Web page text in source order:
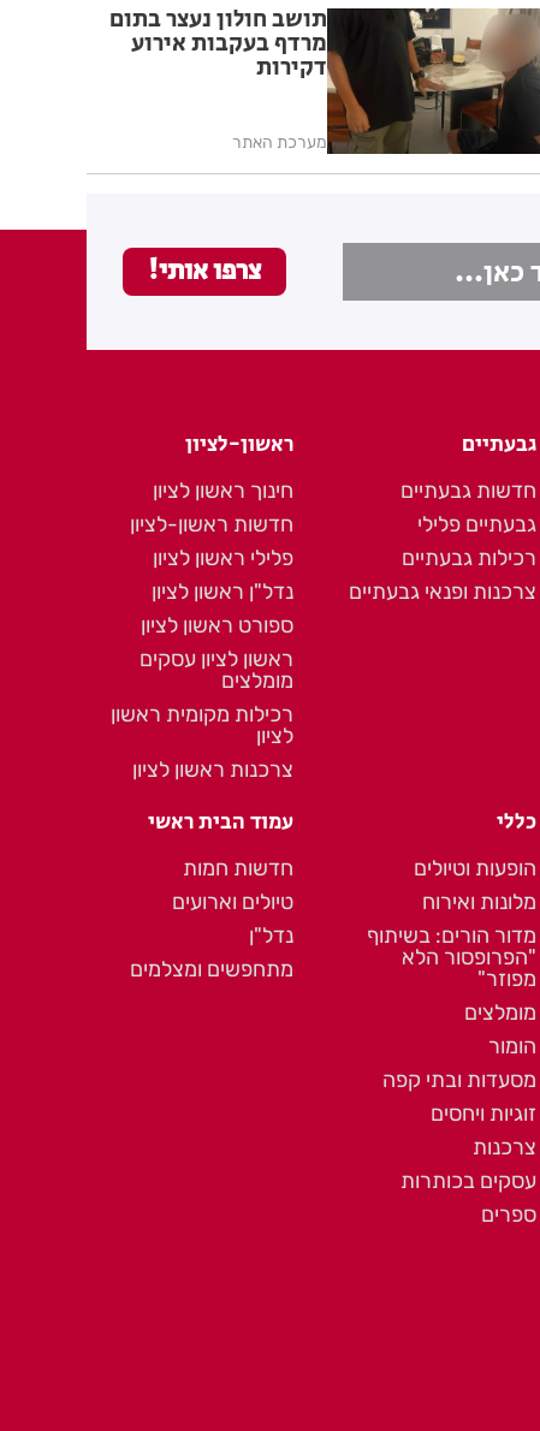
תושב חולון נעצר בתום
מרדף בעקבות אירוע
דקירות
מערכת האתר
גבעתיים
חדשות גבעתיים
גבעתיים פלילי
רכילות גבעתיים
צרכנות ופנאי גבעתיים
ראשון-לציון
חינוך ראשון לציון
חדשות ראשון-לציון
פלילי ראשון לציון
נדל"ן ראשון לציון
ספורט ראשון לציון
ראשון לציון עסקים
מומלצים
רכילות מקומית ראשון
לציון
צרכנות ראשון לציון
כללי
הופעות וטיולים
מלונות ואירוח
מדור הורים: בשיתוף
"הפרופסור הלא
מפוזר"
מומלצים
הומור
מסעדות ובתי קפה
זוגיות ויחסים
צרכנות
עסקים בכותרות
ספרים
עמוד הבית ראשי
חדשות חמות
טיולים וארועים
נדל"ן
מתחפשים ומצלמים